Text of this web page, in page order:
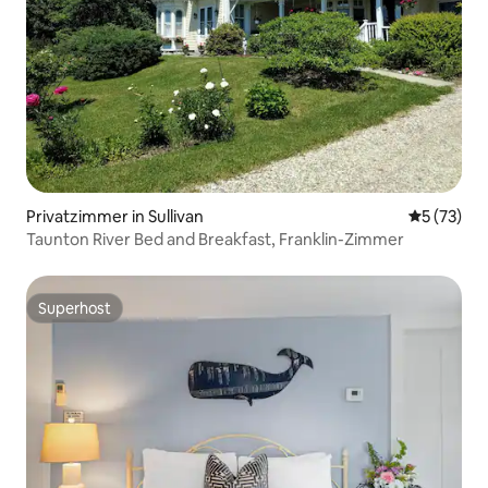
Privatzimmer in Sullivan
5 (73)
Taunton River Bed and Breakfast, Franklin-Zimmer
Superhost
Superhost